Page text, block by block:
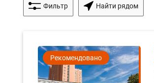
Фильтр Найти рядом
Рекомендовано